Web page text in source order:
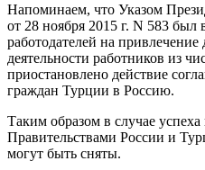
Напоминаем, что Указом
от 28 ноября 2015 г. N 583 был
работодателей на
деятельности работников из
приостановлено действие
граждан Турции в Россию.
Таким образом в случае
Правительствами России и
могут быть сняты.